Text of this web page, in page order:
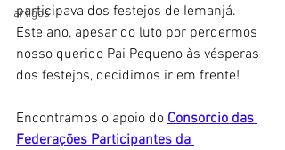
artigos
participava dos festejos de Iemanjá.
Este ano, apesar do luto por perdermos
nosso querido Pai Pequeno às vésperas
dos festejos, decidimos ir em frente!
Encontramos o apoio do Consorcio das
Federações Participantes da